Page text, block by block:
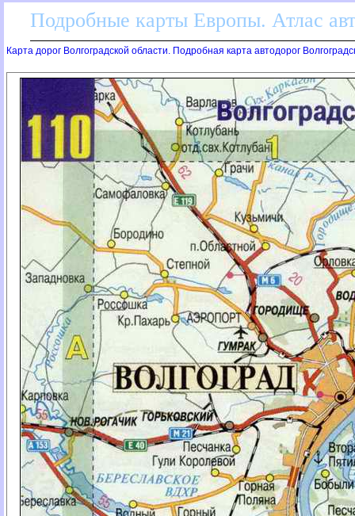
Подробные карты Европы. Атлас
Карта дорог Волгоградской области. Подробная карта автодорог